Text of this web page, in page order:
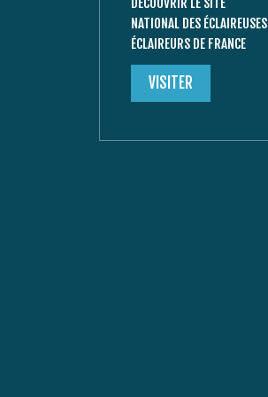
NATIONAL DES ÉCLAIREUSES
ÉCLAIREURS DE FRANCE
VISITER